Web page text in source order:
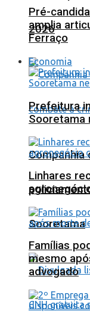
2026
Companhia
Sooretama
Pré-
amplia
Ferraço
Economia
Prefeitura
Sooretama
Linhares
Famílias
mesmo
advogado